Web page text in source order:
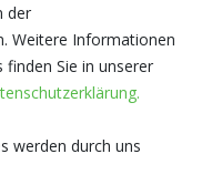
der
Weitere Informationen
finden Sie in unserer
werden durch uns